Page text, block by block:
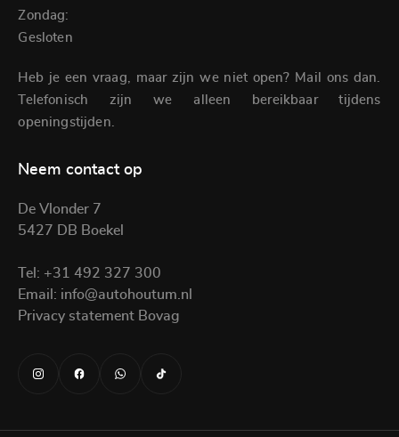
Zondag:
Gesloten
Heb je een vraag, maar zijn we niet open? Mail ons dan.
Telefonisch zijn we alleen bereikbaar tijdens
openingstijden.
Neem contact op
De Vlonder 7
5427 DB Boekel
Tel: +31 492 327 300
Email: info@autohoutum.nl
Privacy statement Bovag